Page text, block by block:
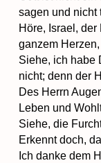
sagen und nicht
Höre, Israel,
ganzem
Siehe, ich habe
nicht; denn der
Des Herrn
Leben und
Siehe, die
Erkennt doch,
Ich danke dem